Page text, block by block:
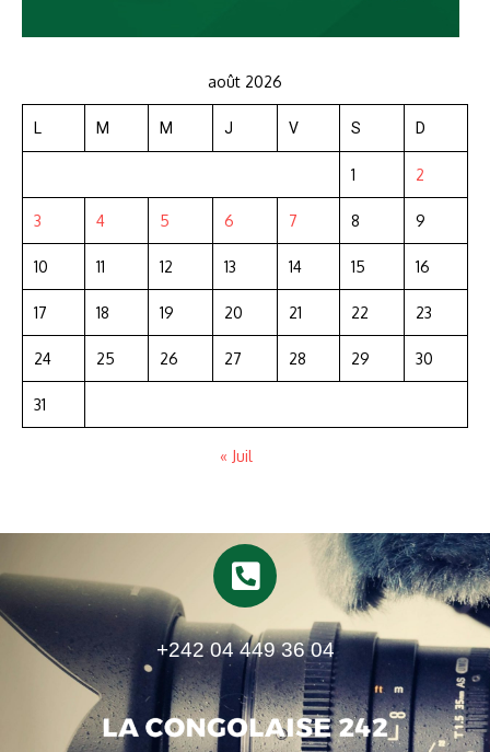
août 2026
L M M J V S D
1 2
3 4 5 6 7 8 9
10 11 12 13 14 15 16
17 18 19 20 21 22 23
24 25 26 27 28 29 30
31
« Juil
+242 04 449 36 04